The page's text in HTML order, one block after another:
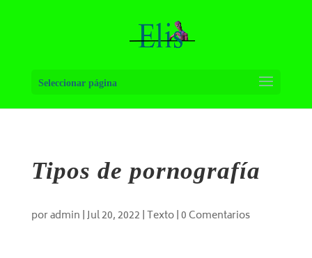
Seleccionar página
Tipos de pornografía
poradmin |Jul 20, 2022 |Texto|0 Comentarios